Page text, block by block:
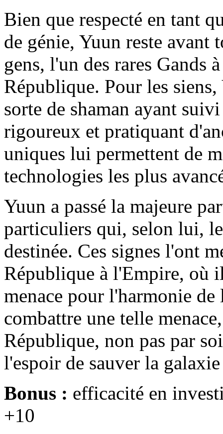
Bien que respecté en tant
de génie, Yuun reste avant
gens, l'un des rares Gands
République. Pour les
sorte de shaman ayant
rigoureux et pratiquant
uniques lui permettent de
technologies les plus
Yuun a passé la majeure
particuliers qui, selon lui,
destinée. Ces signes l'ont
République à l'Empire, où
menace pour l'harmonie
combattre une telle
République, non pas par
l'espoir de sauver la
Bonus : efficacité en
+10